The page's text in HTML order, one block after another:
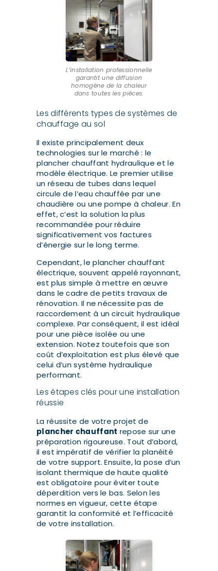
L’installation professionnelle
garantit une diffusion
homogène de la chaleur
dans toutes les pièces.
Les différents types de systèmes de
chauffage au sol
Il existe principalement deux
technologies sur le marché : le
plancher chauffant hydraulique et le
modèle électrique. Le premier utilise
un réseau de tubes dans lequel
circule de l’eau chauffée par une
chaudière ou une pompe à chaleur. En
effet, c’est la solution la plus
recommandée pour réduire
significativement vos factures
d’énergie sur le long terme.
Cependant, le plancher chauffant
électrique, souvent appelé rayonnant,
est plus simple à mettre en œuvre
dans le cadre de petits travaux de
rénovation. Il ne nécessite pas de
raccordement à un circuit hydraulique
complexe. Par conséquent, il est idéal
pour une pièce isolée ou une
extension. Notez toutefois que son
coût d’exploitation est plus élevé que
celui d’un système hydraulique
performant.
Les étapes clés pour une installation
réussie
La réussite de votre projet de
plancher chauffant repose sur une
préparation rigoureuse. Tout d’abord,
il est impératif de vérifier la planéité
de votre support. Ensuite, la pose d’un
isolant thermique de haute qualité
est obligatoire pour éviter toute
déperdition vers le bas. Selon les
normes en vigueur, cette étape
garantit la conformité et l’efficacité
de votre installation.